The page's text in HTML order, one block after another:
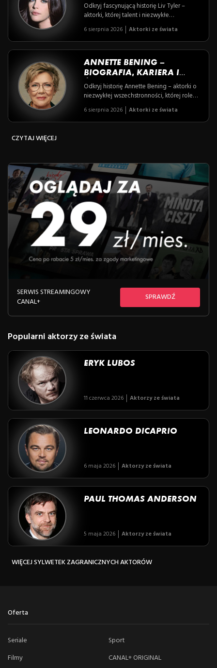
Odkryj fascynującą historię Liv Tyler –
aktorki, której talent i niezwykłe
pochodzenie zaprowadziły ją na szczyty
kina fantasy, a rodzinne tajemnice uczyniły
jej życie równie barwnym jak role na
ekranie. Pozwól się porwać opowieści o
kobiecie, która łączy świat wielkich
produkcji z czułością i siłą rodzinnych
więzi.
6 sierpnia 2026 Aktorki ze świata
ANNETTE BENING –
BIOGRAFIA, KARIERA I
ŻYCIE PRYWATNE
Odkryj historię Annette Bening – aktorki o
niezwykłej wszechstronności, której role
filmowe i teatralne zachwycają od ponad
trzech dekad, łącząc głębię emocji z
niezłomnym profesjonalizmem. Poznaj
6 sierpnia 2026 Aktorki ze świata
CZYTAJ WIĘCEJ
SERWIS STREAMINGOWY
CANAL+
SPRAWDŹ
Popularni aktorzy ze świata
ERYK LUBOS
11 czerwca 2026 Aktorzy ze świata
LEONARDO DICAPRIO
6 maja 2026 Aktorzy ze świata
PAUL THOMAS ANDERSON
5 maja 2026 Aktorzy ze świata
WIĘCEJ SYLWETEK ZAGRANICZNYCH AKTORÓW
Oferta
Seriale
Sport
Filmy
CANAL+ ORIGINAL